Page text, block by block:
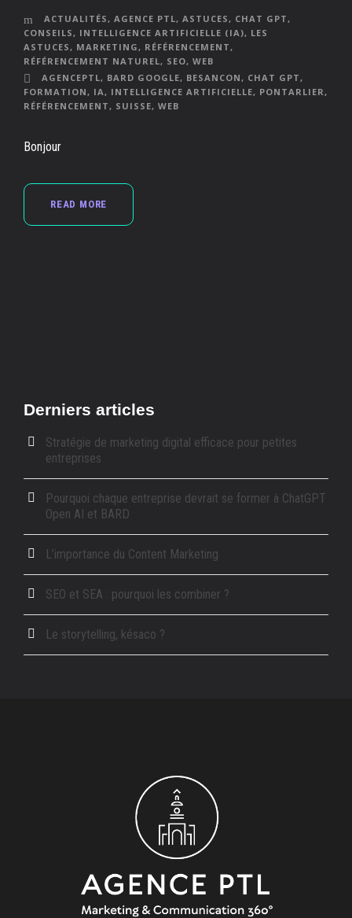
ACTUALITÉS, AGENCE PTL, ASTUCES, CHAT GPT,
CONSEILS, INTELLIGENCE ARTIFICIELLE (IA), LES
ASTUCES, MARKETING, RÉFÉRENCEMENT,
RÉFÉRENCEMENT NATUREL, SEO, WEB
AGENCEPTL, BARD GOOGLE, BESANCON, CHAT GPT,
FORMATION, IA, INTELLIGENCE ARTIFICIELLE, PONTARLIER,
RÉFÉRENCEMENT, SUISSE, WEB
Bonjour
READ MORE
Derniers articles
Stratégie de marketing digital efficace pour petites
entreprises
Pourquoi chaque entreprise devrait se former à ChatGPT
Open AI et BARD
L’importance du Content Marketing
SEO et SEA : pourquoi les combiner ?
Le storytelling, késaco ?